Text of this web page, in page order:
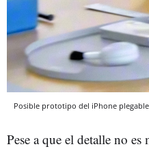
Posible prototipo del iPhone plegable
Pese a que el detalle no es